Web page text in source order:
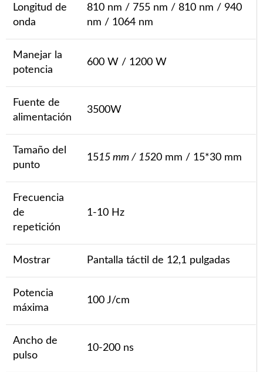
Longitud de
onda
810 nm / 755 nm / 810 nm / 940
nm / 1064 nm
Manejar la
potencia
600 W / 1200 W
Fuente de
alimentación
3500W
Tamaño del
punto
1515 mm / 1520 mm / 15*30 mm
Frecuencia
de
repetición
1-10 Hz
Mostrar Pantalla táctil de 12,1 pulgadas
Potencia
máxima
100 J/cm
Ancho de
pulso
10-200 ns